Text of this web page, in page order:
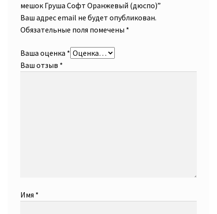
мешок Груша Софт Оранжевый (дюспо)”
Ваш адрес email не будет опубликован.
Обязательные поля помечены *
Ваша оценка *
Ваш отзыв *
Имя *